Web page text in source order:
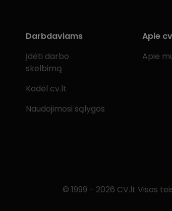
Darbdaviams
Įdėti darbo
skelbimą
Kodėl cv.lt
Naudojimosi sąlygos
Apie
Apie
© 1999 - 2026 CV.lt Visos